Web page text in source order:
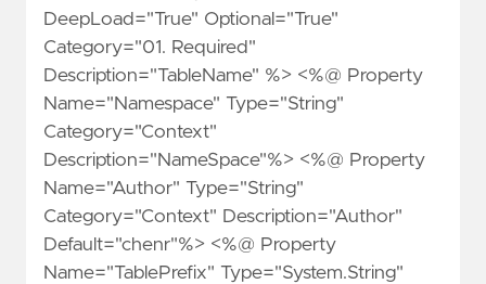
DeepLoad="True" Optional="True"
Category="01. Required"
Description="TableName" %> <%@ Property
Name="Namespace" Type="String"
Category="Context"
Description="NameSpace"%> <%@ Property
Name="Author" Type="String"
Category="Context" Description="Author"
Default="chenr"%> <%@ Property
Name="TablePrefix" Type="System.String"